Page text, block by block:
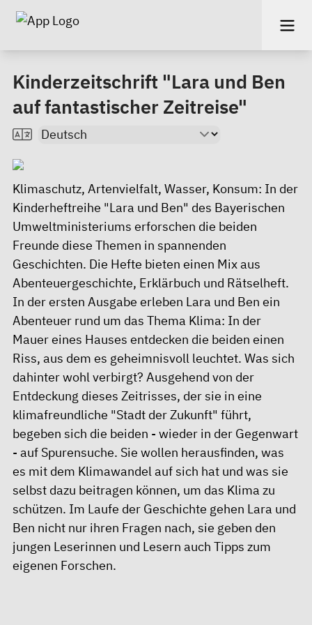
Kinderzeitschrift "Lara und Ben
auf fantastischer Zeitreise"
Klimaschutz, Artenvielfalt, Wasser, Konsum: In der
Kinderheftreihe "Lara und Ben" des Bayerischen
Umweltministeriums erforschen die beiden
Freunde diese Themen in spannenden
Geschichten. Die Hefte bieten einen Mix aus
Abenteuergeschichte, Erklärbuch und Rätselheft.
In der ersten Ausgabe erleben Lara und Ben ein
Abenteuer rund um das Thema Klima: In der
Mauer eines Hauses entdecken die beiden einen
Riss, aus dem es geheimnisvoll leuchtet. Was sich
dahinter wohl verbirgt? Ausgehend von der
Entdeckung dieses Zeitrisses, der sie in eine
klimafreundliche "Stadt der Zukunft" führt,
begeben sich die beiden - wieder in der Gegenwart
- auf Spurensuche. Sie wollen herausfinden, was
es mit dem Klimawandel auf sich hat und was sie
selbst dazu beitragen können, um das Klima zu
schützen. Im Laufe der Geschichte gehen Lara und
Ben nicht nur ihren Fragen nach, sie geben den
jungen Leserinnen und Lesern auch Tipps zum
eigenen Forschen.